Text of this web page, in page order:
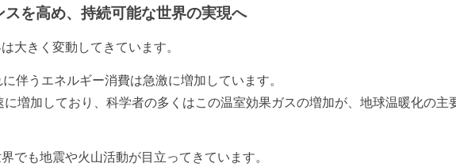
を高め、持続可能な世界の実現へ
大きく変動してきています。
伴うエネルギー消費は急激に増加しています。
増加しており、科学者の多くはこの温室効果ガスの増加が、地球温暖化の主
でも地震や火山活動が目立ってきています。